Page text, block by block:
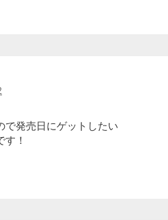
で発売日にゲットしたい
！